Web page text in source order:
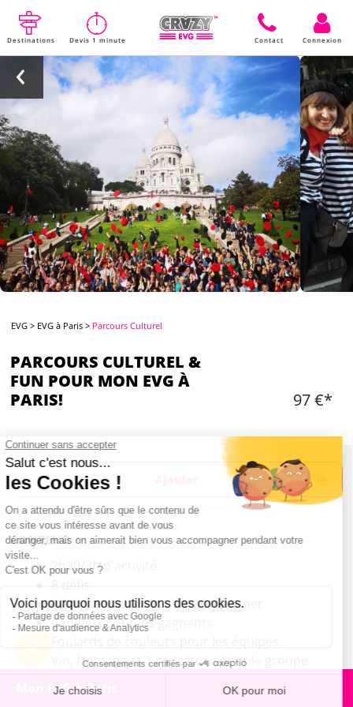
Destinations Devis 1 minute Contact Connexion
EVG > EVG à Paris > Parcours Culturel
PARCOURS CULTUREL &
FUN POUR MON EVG À
PARIS!
97 €*
CONTENU
2h30/3h d'activité
8 défis
Animateur pour vous accompagner
Cadeaux pour les gagnants
Vin, fromage et 1 caricature pour le groupe
inclus dans le prix
Min 6 participants
Mon EVG à Paris